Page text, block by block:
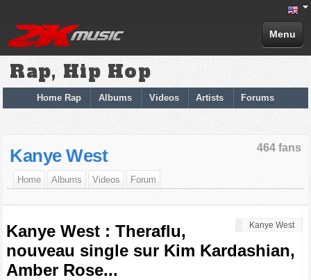
Menu
Rap, Hip Hop
Home Rap Albums Videos Artists Forums
464 fans
Kanye West
Home Albums Videos Forum
Kanye West
Kanye West : Theraflu,
nouveau single sur Kim Kardashian,
Amber Rose...